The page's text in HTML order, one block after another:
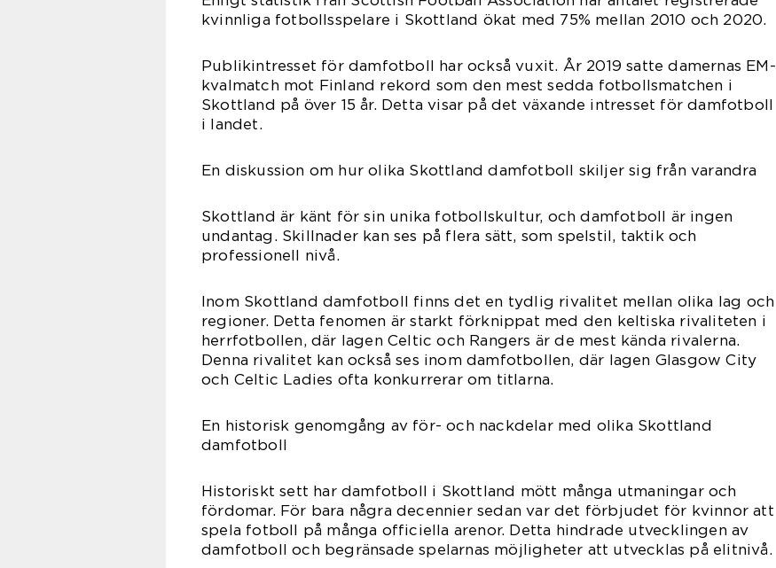
kvinnliga fotbollsspelare i Skottland ökat med 75% mellan 2010 och 2020.
Publikintresset för damfotboll har också vuxit. År 2019 satte damernas EM-
kvalmatch mot Finland rekord som den mest sedda fotbollsmatchen i
Skottland på över 15 år. Detta visar på det växande intresset för damfotboll
i landet.
En diskussion om hur olika Skottland damfotboll skiljer sig från varandra
Skottland är känt för sin unika fotbollskultur, och damfotboll är ingen
undantag. Skillnader kan ses på flera sätt, som spelstil, taktik och
professionell nivå.
Inom Skottland damfotboll finns det en tydlig rivalitet mellan olika lag och
regioner. Detta fenomen är starkt förknippat med den keltiska rivaliteten i
herrfotbollen, där lagen Celtic och Rangers är de mest kända rivalerna.
Denna rivalitet kan också ses inom damfotbollen, där lagen Glasgow City
och Celtic Ladies ofta konkurrerar om titlarna.
En historisk genomgång av för- och nackdelar med olika Skottland
damfotboll
Historiskt sett har damfotboll i Skottland mött många utmaningar och
fördomar. För bara några decennier sedan var det förbjudet för kvinnor att
spela fotboll på många officiella arenor. Detta hindrade utvecklingen av
damfotboll och begränsade spelarnas möjligheter att utvecklas på elitnivå.